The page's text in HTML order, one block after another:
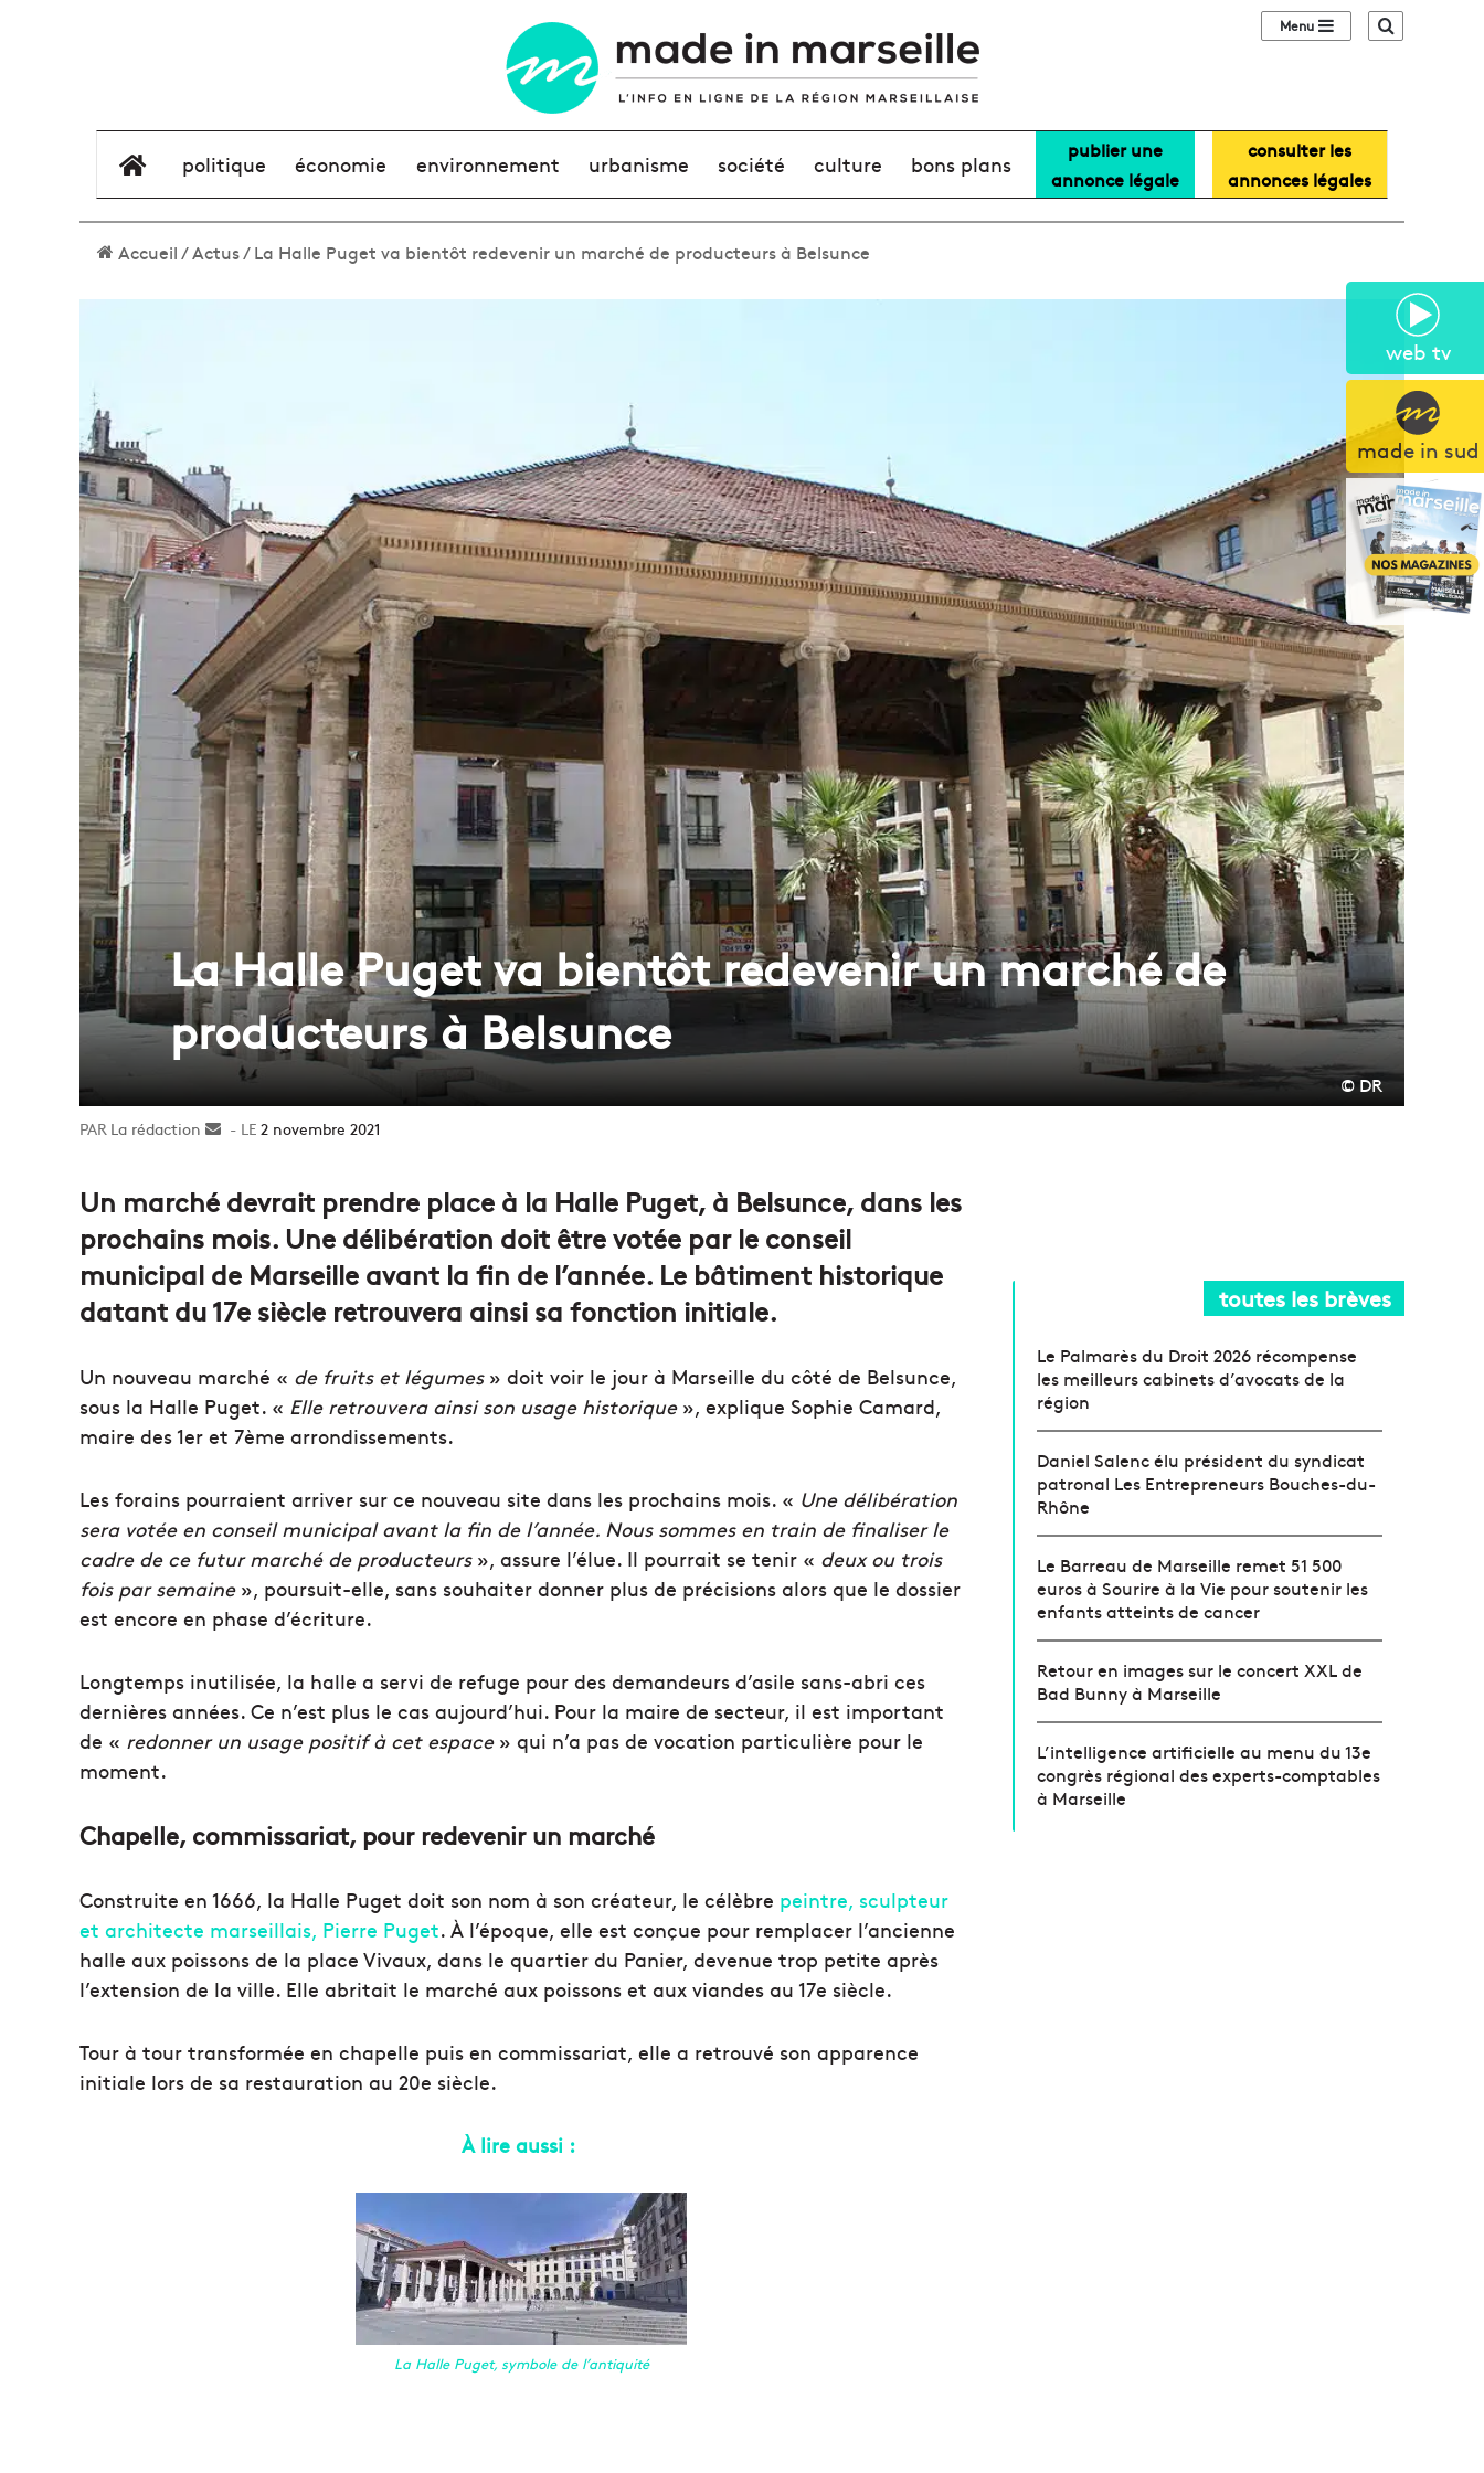
web tv
made in sud
Sidebar (barre
élément de menu
politique économie environnement urbanisme société culture bons plans
publier une
annonce légale
consulter les
annonces légales
Accueil/Actus/La Halle Puget va bientôt redevenir un marché de producteurs à Belsunce
La Halle Puget va bientôt redevenir un marché de
producteurs à Belsunce
© DR
La rédaction
Envoyer2 novembre 2021
Un marché devrait prendre place à la Halle Puget, à Belsunce, dans les
prochains mois. Une délibération doit être votée par le conseil
municipal de Marseille avant la fin de l’année. Le bâtiment historique
datant du 17e siècle retrouvera ainsi sa fonction initiale.
Un nouveau marché « de fruits et légumes» doit voir le jour à Marseille du côté de Belsunce,
sous la Halle Puget. « Elle retrouvera ainsi son usage historique», explique Sophie Camard,
maire des 1er et 7ème arrondissements.
Les forains pourraient arriver sur ce nouveau site dans les prochains mois. « Une délibération
sera votée en conseil municipal avant la fin de l’année. Nous sommes en train de finaliser le
cadre de ce futur marché de producteurs», assure l’élue. Il pourrait se tenir « deux ou trois
fois par semaine», poursuit-elle, sans souhaiter donner plus de précisions alors que le dossier
est encore en phase d’écriture.
Longtemps inutilisée, la halle a servi de refuge pour des demandeurs d’asile sans-abri ces
dernières années. Ce n’est plus le cas aujourd’hui. Pour la maire de secteur, il est important
de « redonner un usage positif à cet espace» qui n’a pas de vocation particulière pour le
moment.
Chapelle, commissariat, pour redevenir un marché
Construite en 1666, la Halle Puget doit son nom à son créateur, le célèbre peintre, sculpteur
et architecte marseillais, Pierre Puget. À l’époque, elle est conçue pour remplacer l’ancienne
halle aux poissons de la place Vivaux, dans le quartier du Panier, devenue trop petite après
l’extension de la ville. Elle abritait le marché aux poissons et aux viandes au 17e siècle.
Tour à tour transformée en chapelle puis en commissariat, elle a retrouvé son apparence
initiale lors de sa restauration au 20e siècle.
À lire aussi :
La Halle Puget, symbole de l’antiquité
toutes les brèves
Le Palmarès du Droit 2026 récompense
les meilleurs cabinets d’avocats de la
région
Daniel Salenc élu président du syndicat
patronal Les Entrepreneurs Bouches-du-
Rhône
Le Barreau de Marseille remet 51 500
euros à Sourire à la Vie pour soutenir les
enfants atteints de cancer
Retour en images sur le concert XXL de
Bad Bunny à Marseille
L’intelligence artificielle au menu du 13e
congrès régional des experts-comptables
à Marseille